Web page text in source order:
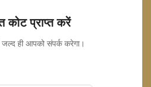
कोट प्राप्त करें
जल्द ही आपको संपर्क करेगा।